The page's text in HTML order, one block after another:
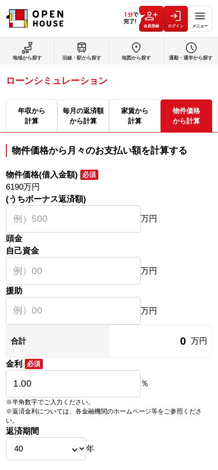
会員登録 ログイン メニュー
地域から探す 沿線・駅から探す 地図から探す 通勤・通学から探す
ローンシミュレーション
年収から
計算
毎月の返済額
から計算
家賃から
計算
物件価格
から計算
物件価格から月々のお支払い額を計算する
物件価格(借入金額) 必須
6190万円
(うちボーナス返済額)
万円
頭金
自己資金
万円
援助
万円
合計 0 万円
金利 必須
％
※半角数字でご入力ください。
※返済金利については、各金融機関のホームページ等をご参照くださ
い。
返済期間
年